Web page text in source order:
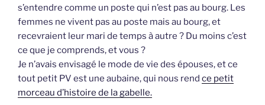
s’entendre comme un poste qui n’est pas au bourg. Les
femmes ne vivent pas au poste mais au bourg, et
recevraient leur mari de temps à autre ? Du moins c’est
ce que je comprends, et vous ?
Je n’avais envisagé le mode de vie des épouses, et ce
tout petit PV est une aubaine, qui nous rend ce petit
morceau d’histoire de la gabelle.